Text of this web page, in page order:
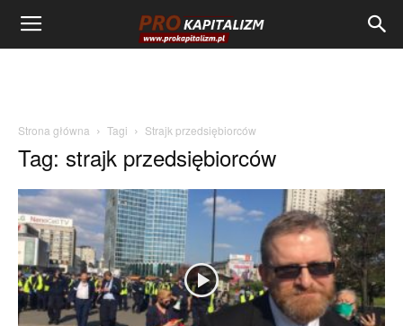
Strona główna Tagi Strajk przedsiębiorców
Tag: strajk przedsiębiorców